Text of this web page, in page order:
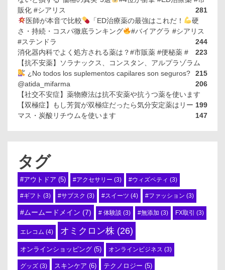
販化 #シアリス
281
医師が本音で比較
「ED治療薬の最強はこれだ！
硬
さ・持続・コスパ徹底ランキング
#バイアグラ #シアリス
#ステンドラ
244
消化器内科でよく処方される薬は？#市販薬 #便秘薬 #
223
【抗不安薬】ソラナックス、コンスタン、アルプラゾラム
215
¿No todos los suplementos capilares son seguros?
@atida_mifarma
206
【社交不安症】薬物療法は抗不安薬や抗うつ薬を使います
199
【双極症】もし芳賀が双極症だったら気分安定薬はリー
マス・炭酸リチウムを使います
147
タグ
#アウトドア (5) #アクセサリー (3) #ウィズペティ (3)
#ギフト (3) #サブスク (3) #スイーツ (4) #ファッション (3)
#ムームードメイン (7) # 体験談 (3) #無添加 (3) FX取引 (3)
エレコム (4) オミクロン株 (26)
オンラインショッピング (5) オンラインビジネス (3)
グッズ (3) スキンケア (6) テクノロジー (5)